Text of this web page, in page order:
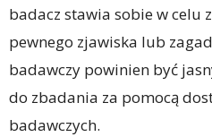
badacz stawia sobie w celu
pewnego zjawiska lub
badawczy powinien być
do zbadania za pomocą
badawczych.